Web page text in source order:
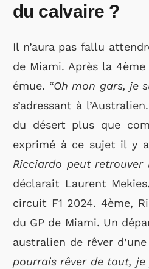
du calvaire ?
Il n’aura pas fallu
de Miami. Après la
émue. “Oh mon gars, je
s’adressant à
du désert plus que
exprimé à ce sujet il y
Ricciardo peut retrouver
déclarait Laurent
circuit F1 2024. 4ème,
du GP de Miami. Un
australien de rêver
pourrais rêver de tout, je